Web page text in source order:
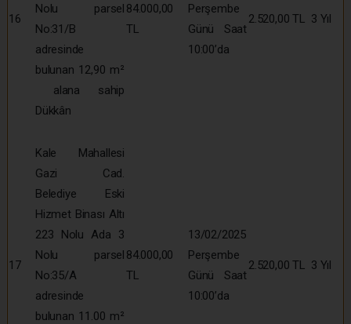
16
Nolu parsel
No:31/B
adresinde
bulunan 12,90 m²
alana sahip
Dükkân
84.000,00
TL
Perşembe
Günü Saat
10:00’da
2.520,00 TL 3 Yıl
17
Kale Mahallesi
Gazi Cad.
Belediye Eski
Hizmet Binası Altı
223 Nolu Ada 3
Nolu parsel
No:35/A
adresinde
bulunan 11.00 m²
84.000,00
TL
13/02/2025
Perşembe
Günü Saat
10:00’da
2.520,00 TL 3 Yıl